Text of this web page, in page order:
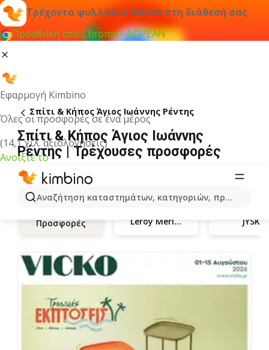
Τρέχοντα φυλλάδια πάντα στη διάθεσή σας
Προσθήκη στο Chrome - ΔΩΡΕΑΝ
Εφαρμογή Kimbino
Όλες οι προσφορές σε ένα μέρος
(14,1 χιλ. αξιολογήσεις)
Ανοίξτε το
Αναζήτηση καταστημάτων, κατηγοριών, προϊόντων...
Σπίτι & Κήπος Άγιος Ιωάννης Ρέντης
Σπίτι & Κήπος Άγιος Ιωάννης
Ρέντης | Τρέχουσες προσφορές
Προσφορές Leroy Merlin JYSK